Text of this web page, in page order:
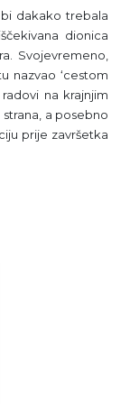
dakako trebala
dionica
Svojevremeno,
nazvao ‘cestom
na krajnjim
a posebno
prije završetka